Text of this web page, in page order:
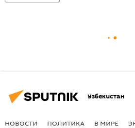
Узбекистан
НОВОСТИ ПОЛИТИКА В МИРЕ